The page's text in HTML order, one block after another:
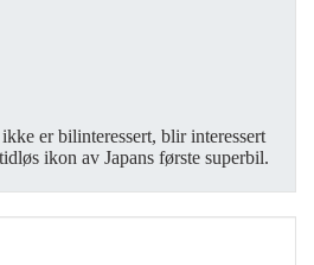
er bilinteressert, blir interessert
ikon av Japans første superbil.